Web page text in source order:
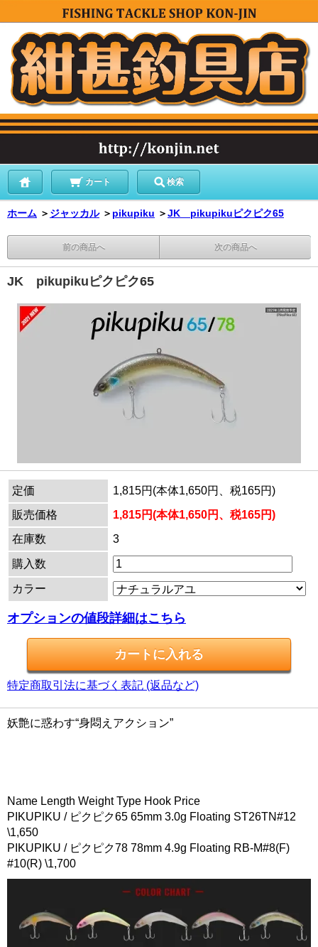
カート 検索
ホーム ＞ ジャッカル ＞ pikupiku ＞JK pikupikuピクピク65
前の商品へ 次の商品へ
JK pikupikuピクピク65
定価
1,815円(本体1,650円、税165円)
販売価格
1,815円(本体1,650円、税165円)
在庫数
3
購入数
カラー
オプションの値段詳細はこちら
特定商取引法に基づく表記 (返品など)
妖艶に惑わす“身悶えアクション”
Name Length Weight Type Hook Price
PIKUPIKU / ピクピク65 65mm 3.0g Floating ST26TN#12
\1,650
PIKUPIKU / ピクピク78 78mm 4.9g Floating RB-M#8(F)
#10(R) \1,700